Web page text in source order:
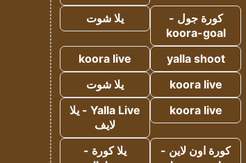
كورة جول -
koora-goal
يلا شوت
yalla shoot
koora live
koora live
يلا شوت
koora live
Yalla Live - يلا
لايف
كورة اون لاين -
يلا كورة -